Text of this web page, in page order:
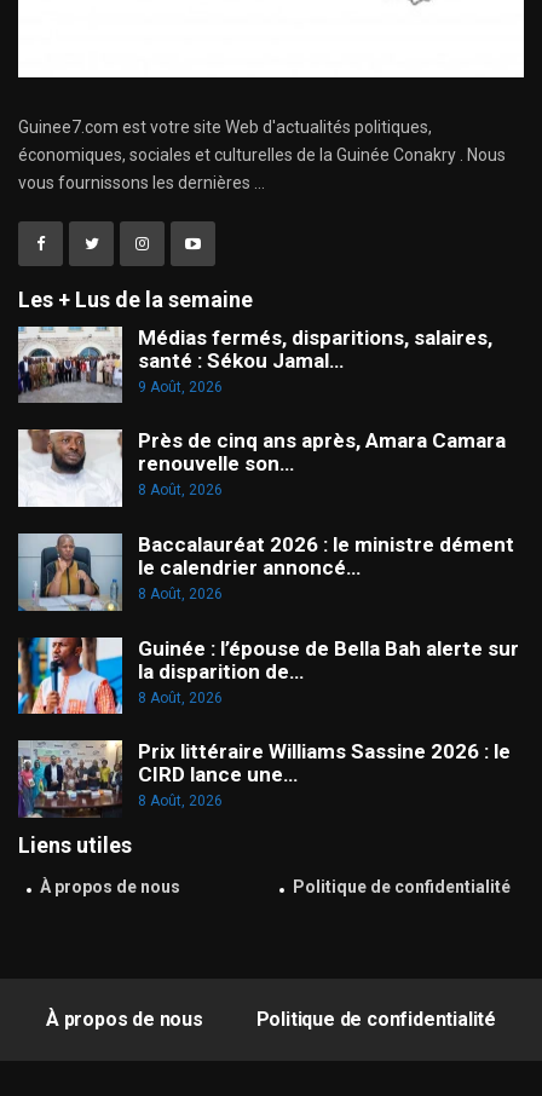
Guinee7.com est votre site Web d'actualités politiques,
économiques, sociales et culturelles de la Guinée Conakry . Nous
vous fournissons les dernières ...
Les + Lus de la semaine
Médias fermés, disparitions, salaires,
santé : Sékou Jamal…
9 Août, 2026
Près de cinq ans après, Amara Camara
renouvelle son…
8 Août, 2026
Baccalauréat 2026 : le ministre dément
le calendrier annoncé…
8 Août, 2026
Guinée : l’épouse de Bella Bah alerte sur
la disparition de…
8 Août, 2026
Prix littéraire Williams Sassine 2026 : le
CIRD lance une…
8 Août, 2026
Liens utiles
À propos de nous Politique de confidentialité
À propos de nous Politique de confidentialité